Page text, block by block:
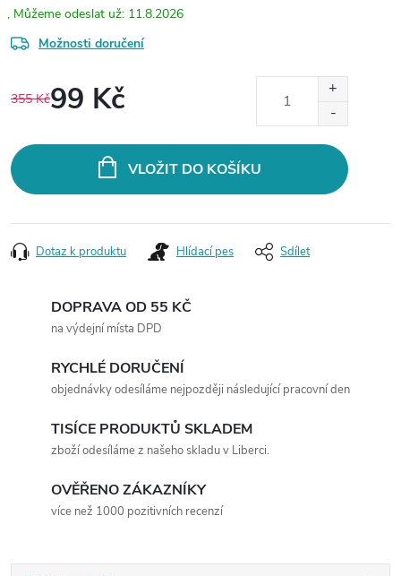
11.8.2026
Možnosti doručení
355 Kč99 Kč
VLOŽIT DO KOŠÍKU
Dotaz k produktu Hlídací pes Sdílet
DOPRAVA OD 55 KČ
na výdejní místa DPD
RYCHLÉ DORUČENÍ
objednávky odesíláme nejpozději následující pracovní den
TISÍCE PRODUKTŮ SKLADEM
zboží odesíláme z našeho skladu v Liberci.
OVĚŘENO ZÁKAZNÍKY
více než 1000 pozitivních recenzí